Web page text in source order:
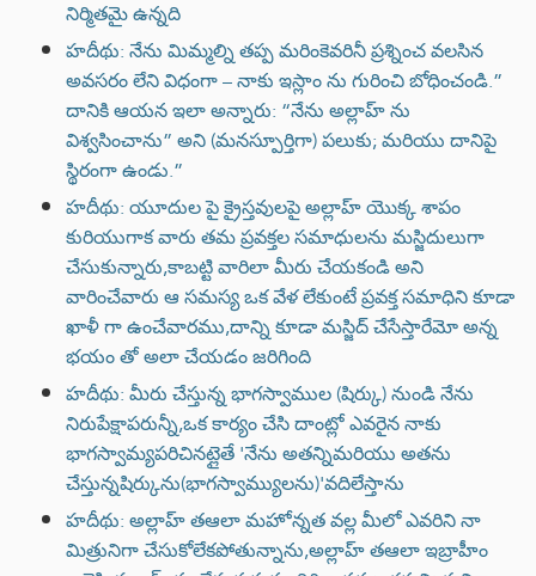
నిర్మితమై ఉన్నది
హదీథు: నేను మిమ్మల్ని తప్ప మరింకెవరినీ ప్రశ్నించ వలసిన
అవసరం లేని విధంగా – నాకు ఇస్లాం ను గురించి బోధించండి.”
దానికి ఆయన ఇలా అన్నారు: “నేను అల్లాహ్ ను
విశ్వసించాను” అని (మనస్పూర్తిగా) పలుకు; మరియు దానిపై
స్థిరంగా ఉండు.”
హదీథు: యూదుల పై క్రైస్తవులపై అల్లాహ్ యొక్క శాపం
కురియుగాక వారు తమ ప్రవక్తల సమాధులను మస్జిదులుగా
చేసుకున్నారు,కాబట్టి వారిలా మీరు చేయకండి అని
వారించేవారు ఆ సమస్య ఒక వేళ లేకుంటే ప్రవక్త సమాధిని కూడా
ఖాళీ గా ఉంచేవారము,దాన్ని కూడా మస్జిద్ చేసేస్తారేమో అన్న
భయం తో అలా చేయడం జరిగింది
హదీథు: మీరు చేస్తున్న భాగస్వాముల (షిర్కు) నుండి నేను
నిరుపేక్షాపరున్నీ,ఒక కార్యం చేసి దాంట్లో ఎవరైన నాకు
భాగస్వామ్యపరిచినట్లైతే 'నేను అతన్నిమరియు అతను
చేస్తున్నషిర్కును(భాగస్వామ్యులను)'వదిలేస్తాను
హదీథు: అల్లాహ్ తఆలా మహోన్నత వల్ల మీలో ఎవరిని నా
మిత్రునిగా చేసుకోలేకపోతున్నాను,అల్లాహ్ తఆలా ఇబ్రాహీం